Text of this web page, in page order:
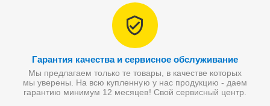
Гарантия качества и сервисное обслуживание
Мы предлагаем только те товары, в качестве которых
мы уверены. На всю купленную у нас продукцию - даем
гарантию минимум 12 месяцев! Свой сервисный центр.